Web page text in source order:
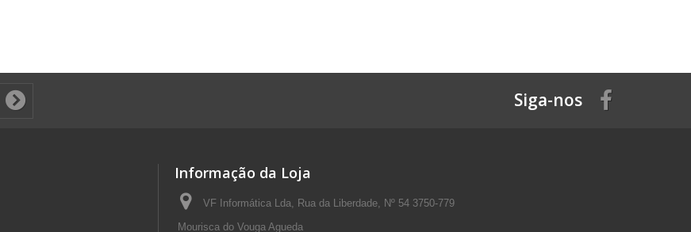
Siga-nos
Informação da Loja
VF Informática Lda, Rua da Liberdade, Nº 54 3750-779
Mourisca do Vouga Agueda